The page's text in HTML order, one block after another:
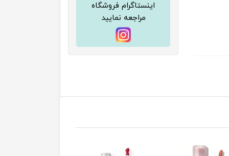
اینستاگرام فروشگاه
مراجعه نمایید